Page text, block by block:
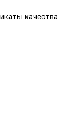
качества